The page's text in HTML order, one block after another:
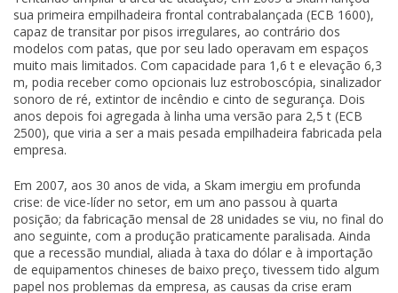
sua primeira empilhadeira frontal contrabalançada (ECB 1600),
capaz de transitar por pisos irregulares, ao contrário dos
modelos com patas, que por seu lado operavam em espaços
muito mais limitados. Com capacidade para 1,6 t e elevação 6,3
m, podia receber como opcionais luz estroboscópia, sinalizador
sonoro de ré, extintor de incêndio e cinto de segurança. Dois
anos depois foi agregada à linha uma versão para 2,5 t (ECB
2500), que viria a ser a mais pesada empilhadeira fabricada pela
empresa.
Em 2007, aos 30 anos de vida, a Skam imergiu em profunda
crise: de vice-líder no setor, em um ano passou à quarta
posição; da fabricação mensal de 28 unidades se viu, no final do
ano seguinte, com a produção praticamente paralisada. Ainda
que a recessão mundial, aliada à taxa do dólar e à importação
de equipamentos chineses de baixo preço, tivessem tido algum
papel nos problemas da empresa, as causas da crise eram